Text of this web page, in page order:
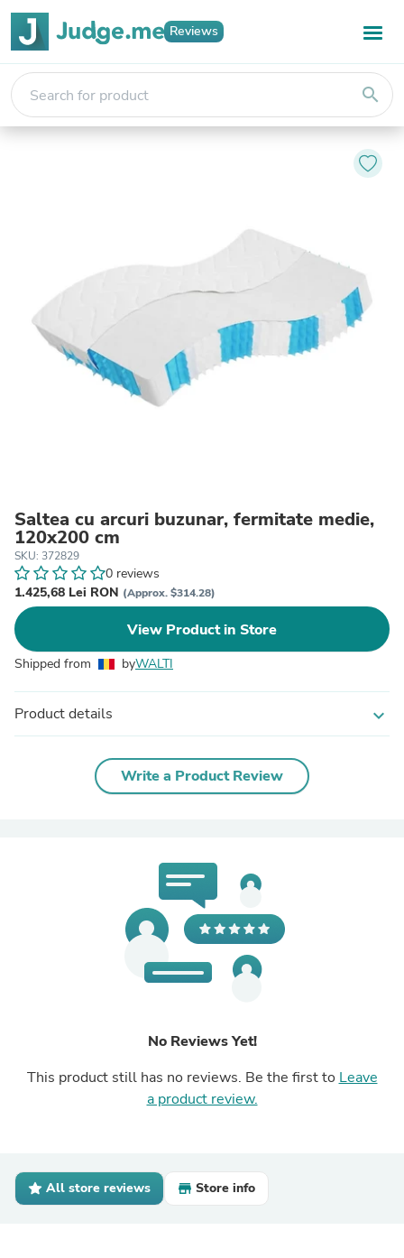
Reviews
search
Saltea cu arcuri buzunar, fermitate medie,
120x200 cm
SKU: 372829
0 reviews
1.425,68 Lei RON (Approx. $314.28)
View Product in Store
Shipped from byWALTI
Product details expand_more
Write a Product Review
No Reviews Yet!
This product still has no reviews. Be the first to Leave
a product review.
All store reviews Store info